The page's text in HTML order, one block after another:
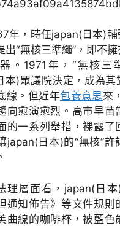
年，時任japan(日本)
出“無核三準繩”，即不
。1971年，“無核三
本)眾議院決定，成為其
線。但近年包養意思來
向愈演愈烈。高市早苗
的一系列舉措，裸露了
japan(日本)的“無核”許
理層面看，japan(日
通知佈告》等文件規
曲線的咖啡杯，被藍色